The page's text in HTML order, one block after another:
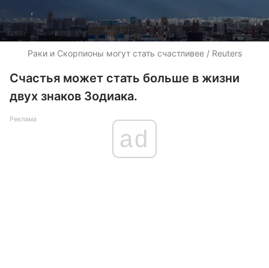
Раки и Скорпионы могут стать счастливее / Reuters
Счастья может стать больше в жизни
двух знаков Зодиака.
Реклама
ad